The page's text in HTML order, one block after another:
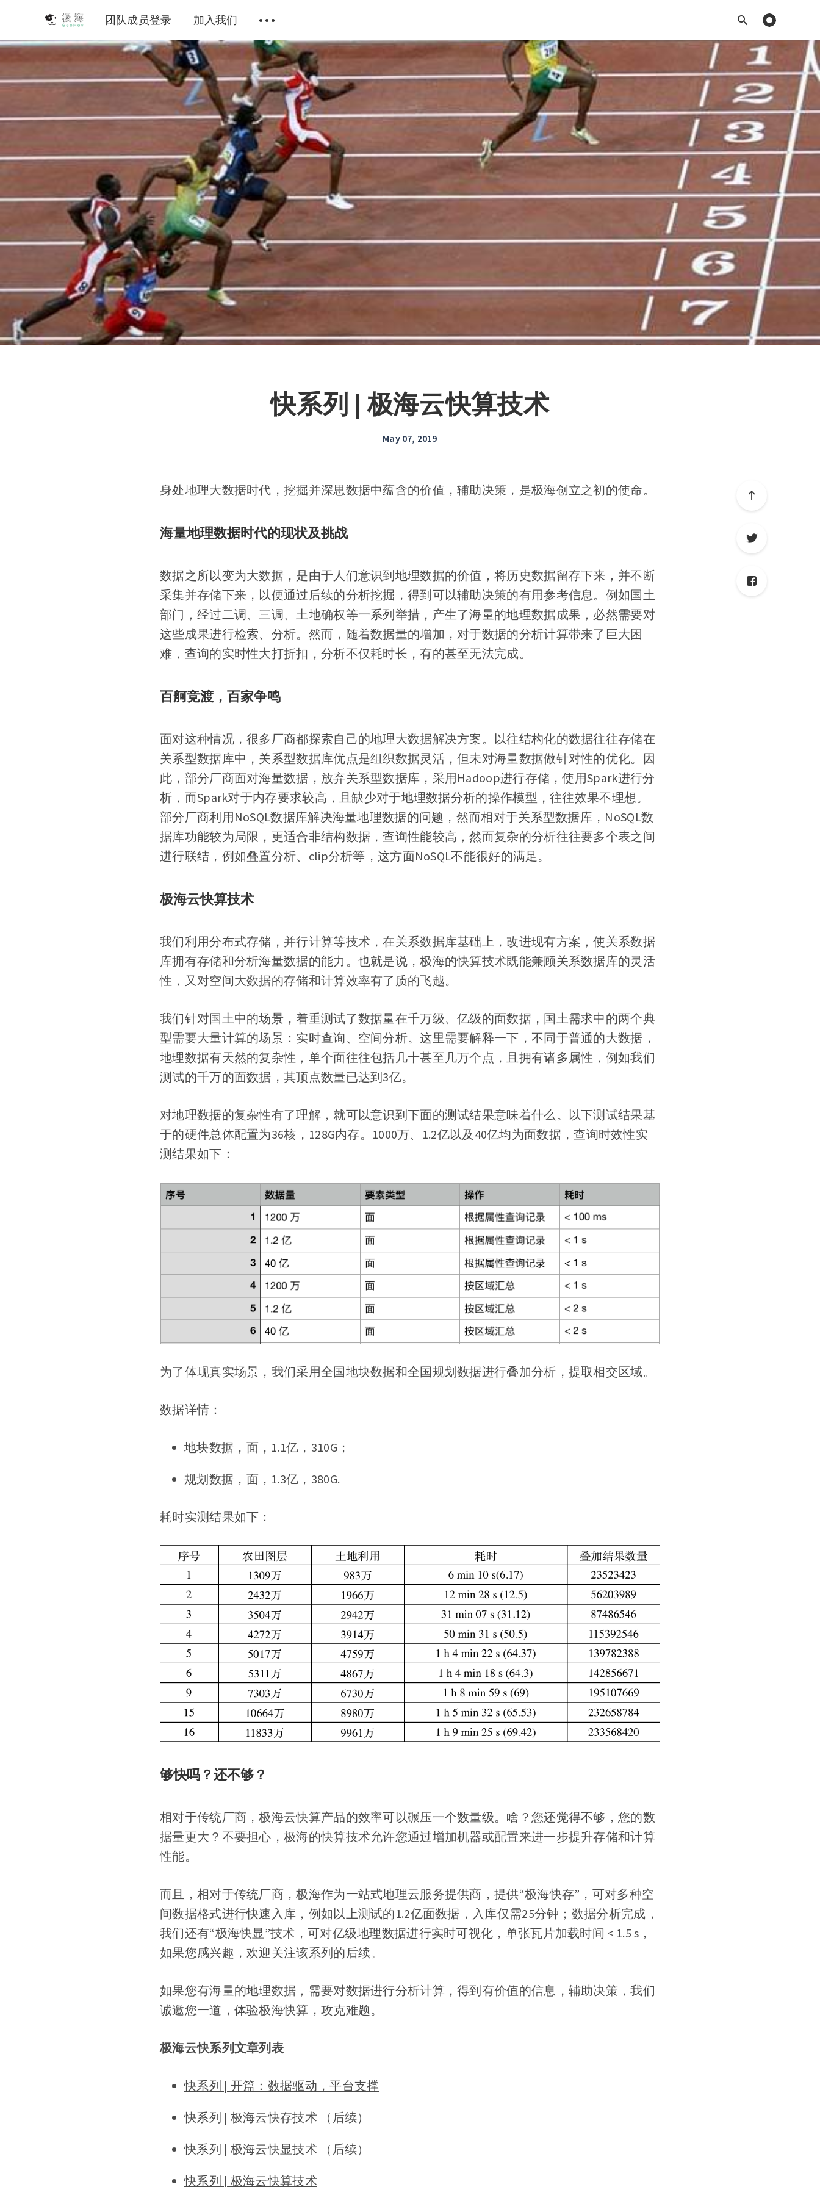
团队成员登录 加入我们
快系列 | 极海云快算技术
May 07, 2019
身处地理大数据时代，挖掘并深思数据中蕴含的价值，辅助决策，是极海创立之初的使命。
海量地理数据时代的现状及挑战
数据之所以变为大数据，是由于人们意识到地理数据的价值，将历史数据留存下来，并不断
采集并存储下来，以便通过后续的分析挖掘，得到可以辅助决策的有用参考信息。例如国土
部门，经过二调、三调、土地确权等一系列举措，产生了海量的地理数据成果，必然需要对
这些成果进行检索、分析。然而，随着数据量的增加，对于数据的分析计算带来了巨大困
难，查询的实时性大打折扣，分析不仅耗时长，有的甚至无法完成。
百舸竞渡，百家争鸣
面对这种情况，很多厂商都探索自己的地理大数据解决方案。以往结构化的数据往往存储在
关系型数据库中，关系型数据库优点是组织数据灵活，但未对海量数据做针对性的优化。因
此，部分厂商面对海量数据，放弃关系型数据库，采用Hadoop进行存储，使用Spark进行分
析，而Spark对于内存要求较高，且缺少对于地理数据分析的操作模型，往往效果不理想。
部分厂商利用NoSQL数据库解决海量地理数据的问题，然而相对于关系型数据库，NoSQL数
据库功能较为局限，更适合非结构数据，查询性能较高，然而复杂的分析往往要多个表之间
进行联结，例如叠置分析、clip分析等，这方面NoSQL不能很好的满足。
极海云快算技术
我们利用分布式存储，并行计算等技术，在关系数据库基础上，改进现有方案，使关系数据
库拥有存储和分析海量数据的能力。也就是说，极海的快算技术既能兼顾关系数据库的灵活
性，又对空间大数据的存储和计算效率有了质的飞越。
我们针对国土中的场景，着重测试了数据量在千万级、亿级的面数据，国土需求中的两个典
型需要大量计算的场景：实时查询、空间分析。这里需要解释一下，不同于普通的大数据，
地理数据有天然的复杂性，单个面往往包括几十甚至几万个点，且拥有诸多属性，例如我们
测试的千万的面数据，其顶点数量已达到3亿。
对地理数据的复杂性有了理解，就可以意识到下面的测试结果意味着什么。以下测试结果基
于的硬件总体配置为36核，128G内存。1000万、1.2亿以及40亿均为面数据，查询时效性实
测结果如下：
为了体现真实场景，我们采用全国地块数据和全国规划数据进行叠加分析，提取相交区域。
数据详情：
地块数据，面，1.1亿，310G；
规划数据，面，1.3亿，380G.
耗时实测结果如下：
够快吗？还不够？
相对于传统厂商，极海云快算产品的效率可以碾压一个数量级。啥？您还觉得不够，您的数
据量更大？不要担心，极海的快算技术允许您通过增加机器或配置来进一步提升存储和计算
性能。
而且，相对于传统厂商，极海作为一站式地理云服务提供商，提供“极海快存”，可对多种空
间数据格式进行快速入库，例如以上测试的1.2亿面数据，入库仅需25分钟；数据分析完成，
我们还有“极海快显”技术，可对亿级地理数据进行实时可视化，单张瓦片加载时间 < 1.5 s，
如果您感兴趣，欢迎关注该系列的后续。
如果您有海量的地理数据，需要对数据进行分析计算，得到有价值的信息，辅助决策，我们
诚邀您一道，体验极海快算，攻克难题。
极海云快系列文章列表
快系列 | 开篇：数据驱动，平台支撑
快系列 | 极海云快存技术 （后续）
快系列 | 极海云快显技术 （后续）
快系列 | 极海云快算技术